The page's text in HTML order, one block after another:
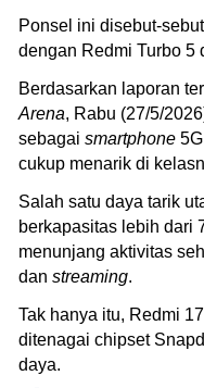
Ponsel ini disebut-
dengan Redmi Turbo 5
Berdasarkan laporan
Arena, Rabu (27/5/
sebagai smartphone
cukup menarik di
Salah satu daya tarik
berkapasitas lebih dari
menunjang aktivitas
dan streaming.
Tak hanya itu, Redmi
ditenagai chipset
daya.